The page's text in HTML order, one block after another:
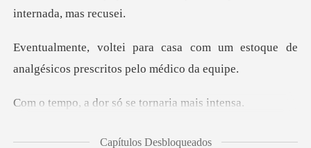
Histórico
Baixar App
com um estoque de
analgésicos pr
or só se tornari
rrei a porta, um par d
Capítulos Desbloqueados